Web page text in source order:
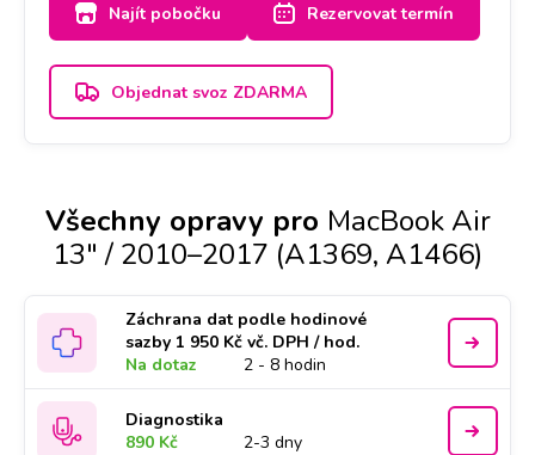
Najít pobočku Rezervovat termín
Objednat svoz ZDARMA
Všechny opravy pro MacBook Air
13" / 2010–2017 (A1369, A1466)
Záchrana dat podle hodinové
sazby 1 950 Kč vč. DPH / hod.
Na dotaz
2 - 8 hodin
Diagnostika
890 Kč
2-3 dny